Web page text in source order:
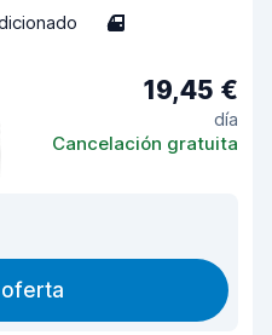
4
19,45 €
día
Cancelación gratuita